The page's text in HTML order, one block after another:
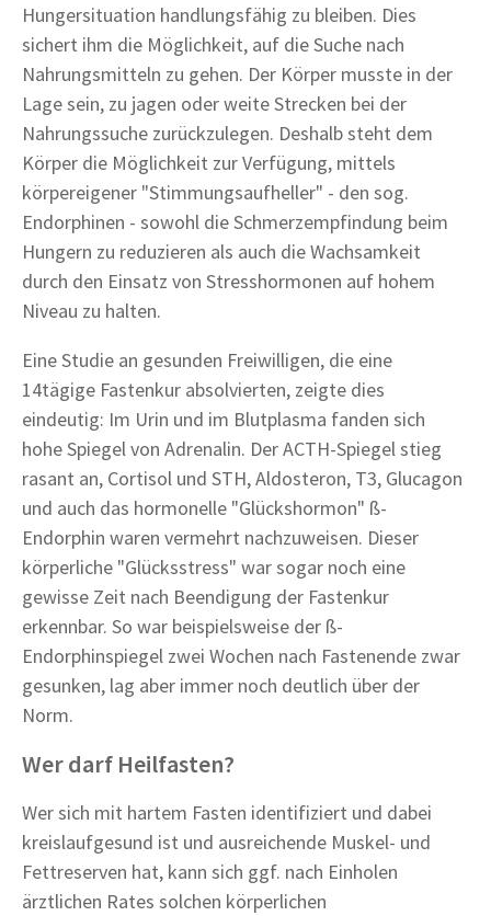
Hungersituation handlungsfähig zu bleiben. Dies
sichert ihm die Möglichkeit, auf die Suche nach
Nahrungsmitteln zu gehen. Der Körper musste in der
Lage sein, zu jagen oder weite Strecken bei der
Nahrungssuche zurückzulegen. Deshalb steht dem
Körper die Möglichkeit zur Verfügung, mittels
körpereigener "Stimmungsaufheller" - den sog.
Endorphinen - sowohl die Schmerzempfindung beim
Hungern zu reduzieren als auch die Wachsamkeit
durch den Einsatz von Stresshormonen auf hohem
Niveau zu halten.
Eine Studie an gesunden Freiwilligen, die eine
14tägige Fastenkur absolvierten, zeigte dies
eindeutig: Im Urin und im Blutplasma fanden sich
hohe Spiegel von Adrenalin. Der ACTH-Spiegel stieg
rasant an, Cortisol und STH, Aldosteron, T3, Glucagon
und auch das hormonelle "Glückshormon" ß-
Endorphin waren vermehrt nachzuweisen. Dieser
körperliche "Glücksstress" war sogar noch eine
gewisse Zeit nach Beendigung der Fastenkur
erkennbar. So war beispielsweise der ß-
Endorphinspiegel zwei Wochen nach Fastenende zwar
gesunken, lag aber immer noch deutlich über der
Norm.
Wer darf Heilfasten?
Wer sich mit hartem Fasten identifiziert und dabei
kreislaufgesund ist und ausreichende Muskel- und
Fettreserven hat, kann sich ggf. nach Einholen
ärztlichen Rates solchen körperlichen